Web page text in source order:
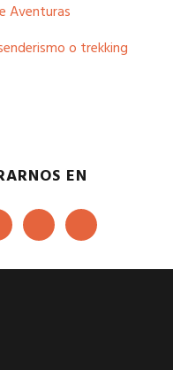
Aventuras
o trekking
EN